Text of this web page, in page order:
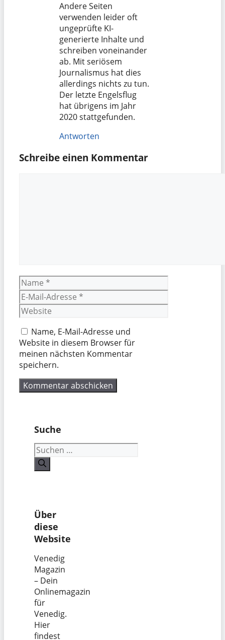
Andere Seiten
verwenden leider oft
ungeprüfte KI-
generierte Inhalte und
schreiben voneinander
ab. Mit seriösem
Journalismus hat dies
allerdings nichts zu tun.
Der letzte Engelsflug
hat übrigens im Jahr
2020 stattgefunden.
Antworten
Schreibe einen Kommentar
Name
E-
Mail-
Adresse
Website
Name, E-Mail-Adresse und
Website in diesem Browser für
meinen nächsten Kommentar
speichern.
Suche
Suchen
nach:
Über
diese
Website
Venedig
Magazin
– Dein
Onlinemagazin
für
Venedig.
Hier
findest